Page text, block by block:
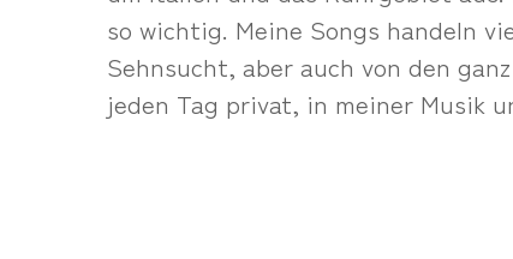
so wichtig. Meine Songs handeln
Sehnsucht, aber auch von den
jeden Tag privat, in meiner Musik